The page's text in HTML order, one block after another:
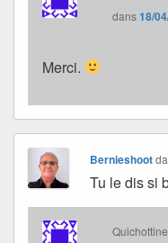
dans18/
Merci.
Bernieshoot
Tu le dis si
Quichottine